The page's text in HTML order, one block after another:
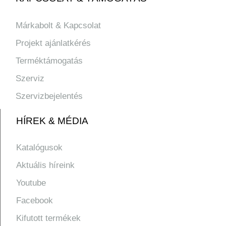
Márkabolt & Kapcsolat
Projekt ajánlatkérés
Terméktámogatás
Szerviz
Szervizbejelentés
HÍREK & MÉDIA
Katalógusok
Aktuális híreink
Youtube
Facebook
Kifutott termékek